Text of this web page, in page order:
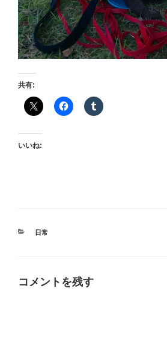
共有:
いいね:
カ
日常
コメントを残す